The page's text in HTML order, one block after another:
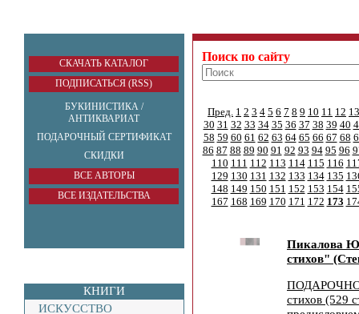
СКАЧАТЬ КАТАЛОГ
ПОДПИСАТЬСЯ (RSS)
БУКИНИСТИКА /
АНТИКВАРИАТ
ПОДАРОЧНЫЙ СЕРТИФИКАТ
СКИДКИ
ВСЕ АВТОРЫ
ВСЕ ИЗДАТЕЛЬСТВА
КНИГИ
ИСКУССТВО
Поиск по сайту
Пред. 1 2 3 4 5 6 7 8 9 10 11 12 13
30 31 32 33 34 35 36 37 38 39 40
58 59 60 61 62 63 64 65 66 67 68
86 87 88 89 90 91 92 93 94 95 96
110 111 112 113 114 115 116
129 130 131 132 133 134 135
148 149 150 151 152 153 154
167 168 169 170 171 172 173
Пикалова
стихов"
стихов (529